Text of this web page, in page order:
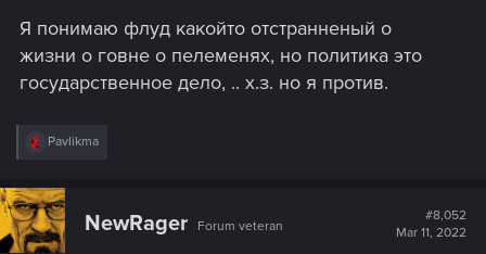
Я понимаю флуд какойто отстранненый о
жизни о говне о пелеменях, но политика это
государственное дело, .. х.з. но я против.
R
c
t
i
o
Pavlikma
NewRager Forum veteran
#8,052
Mar 11, 2022